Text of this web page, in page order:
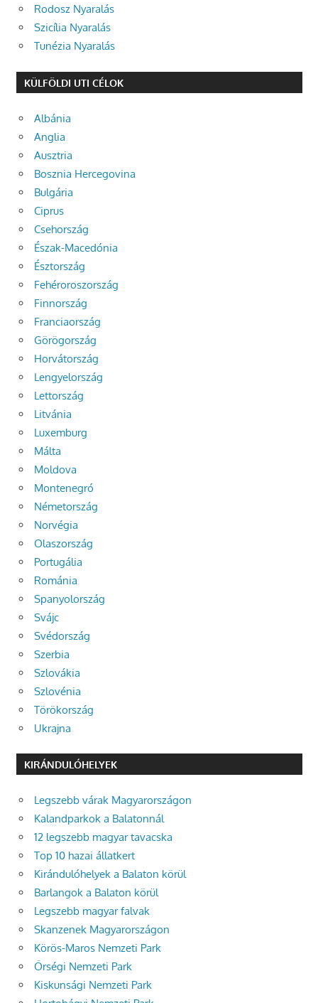
Rodosz Nyaralás
Szicília Nyaralás
Tunézia Nyaralás
KÜLFÖLDI UTI CÉLOK
Albánia
Anglia
Ausztria
Bosznia Hercegovina
Bulgária
Ciprus
Csehország
Észak-Macedónia
Észtország
Fehéroroszország
Finnország
Franciaország
Görögország
Horvátország
Lengyelország
Lettország
Litvánia
Luxemburg
Málta
Moldova
Montenegró
Németország
Norvégia
Olaszország
Portugália
Románia
Spanyolország
Svájc
Svédország
Szerbia
Szlovákia
Szlovénia
Törökország
Ukrajna
KIRÁNDULÓHELYEK
Legszebb várak Magyarországon
Kalandparkok a Balatonnál
12 legszebb magyar tavacska
Top 10 hazai állatkert
Kirándulóhelyek a Balaton körül
Barlangok a Balaton körül
Legszebb magyar falvak
Skanzenek Magyarországon
Körös-Maros Nemzeti Park
Őrségi Nemzeti Park
Kiskunsági Nemzeti Park